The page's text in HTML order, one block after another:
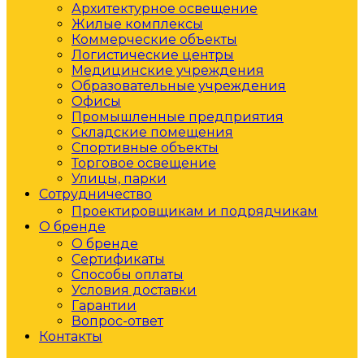
Архитектурное освещение
Жилые комплексы
Коммерческие объекты
Логистические центры
Медицинские учреждения
Образовательные учреждения
Офисы
Промышленные предприятия
Складские помещения
Спортивные объекты
Торговое освещение
Улицы, парки
Сотрудничество
Проектировщикам и подрядчикам
О бренде
О бренде
Сертификаты
Способы оплаты
Условия доставки
Гарантии
Вопрос-ответ
Контакты